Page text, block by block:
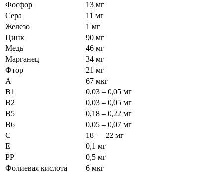
Фосфор
13 мг
Сера
11 мг
Железо
1 мг
Цинк
90 мг
Медь
46 мг
Марганец
34 мг
Фтор
21 мг
А
67 мкг
В1
0,03 – 0,05 мг
В2
0,03 – 0,05 мг
В5
0,18 – 0,22 мг
В6
0,05 – 0,07 мг
С
18 — 22 мг
Е
0,1 мг
РР
0,5 мг
Фолиевая кислота
6 мкг